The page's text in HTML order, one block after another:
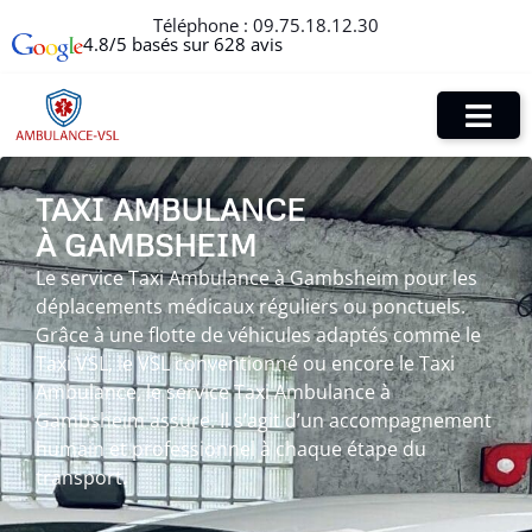
Téléphone : 09.75.18.12.30
4.8/5 basés sur 628 avis
TAXI AMBULANCE
À GAMBSHEIM
Le service Taxi Ambulance à Gambsheim pour les
déplacements médicaux réguliers ou ponctuels.
Grâce à une flotte de véhicules adaptés comme le
Taxi VSL, le VSL conventionné ou encore le Taxi
Ambulance, le service Taxi Ambulance à
Gambsheim assure. Il s’agit d’un accompagnement
humain et professionnel à chaque étape du
transport.